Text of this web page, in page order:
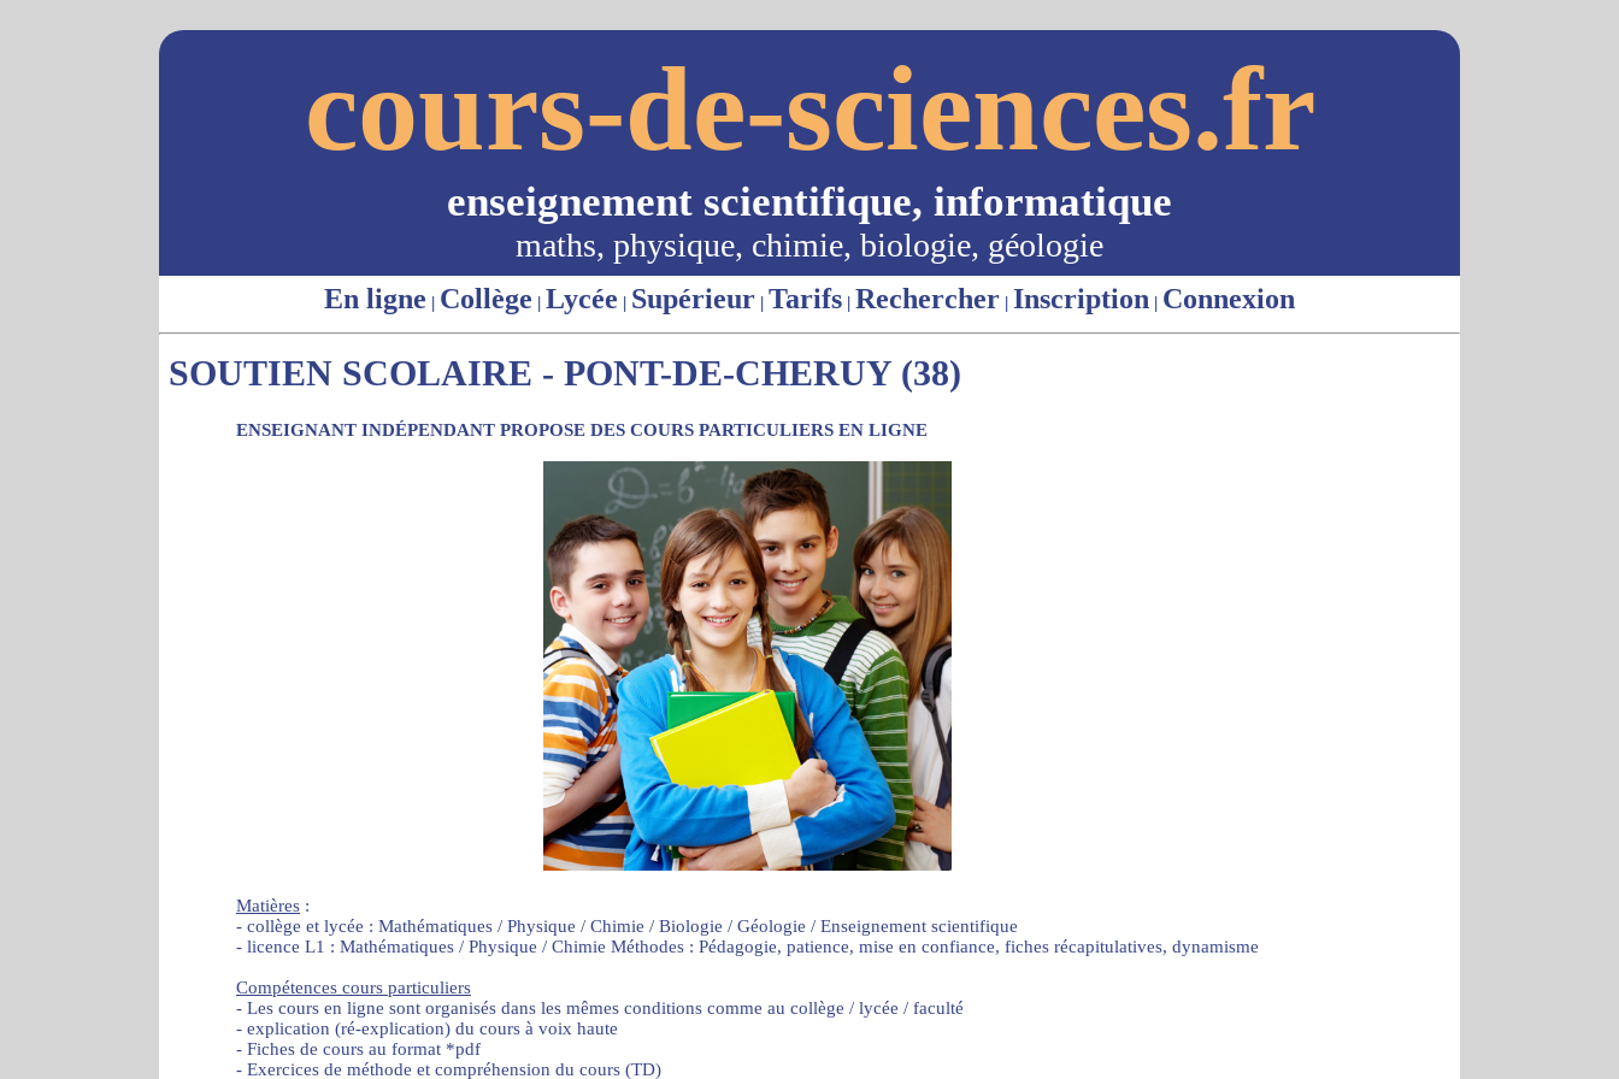
cours-de-sciences.fr
enseignement scientifique, informatique
maths, physique, chimie, biologie, géologie
En ligne | Collège | Lycée | Supérieur | Tarifs | Rechercher | Inscription | Connexion
SOUTIEN SCOLAIRE - PONT-DE-CHERUY (38)
ENSEIGNANT INDÉPENDANT PROPOSE DES COURS PARTICULIERS EN LIGNE
Matières :
- collège et lycée : Mathématiques / Physique / Chimie / Biologie / Géologie / Enseignement scientifique
- licence L1 : Mathématiques / Physique / Chimie Méthodes : Pédagogie, patience, mise en confiance, fiches récapitulatives, dynamisme
Compétences cours particuliers
- Les cours en ligne sont organisés dans les mêmes conditions comme au collège / lycée / faculté
- explication (ré-explication) du cours à voix haute
- Fiches de cours au format *pdf
- Exercices de méthode et compréhension du cours (TD)